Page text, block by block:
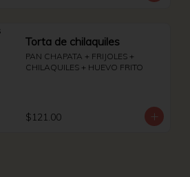
Torta de chilaquiles
PAN CHAPATA + FRIJOLES +
CHILAQUILES + HUEVO FRITO
$121.00